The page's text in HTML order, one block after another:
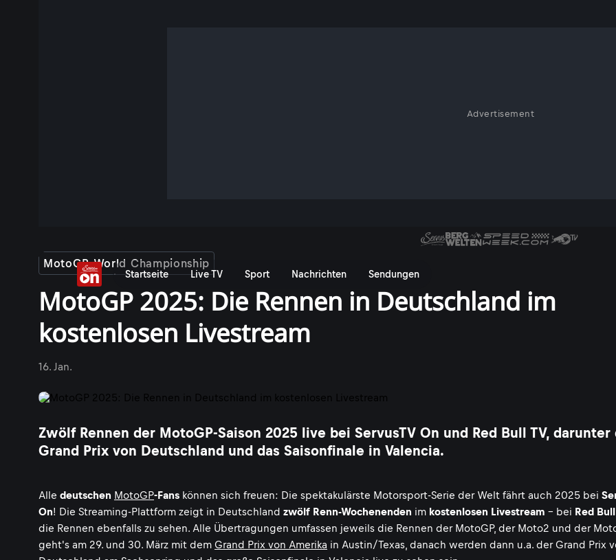
Advertisement
Startseite Live TV Sport Nachrichten Sendungen
MotoGP World Championship
MotoGP 2025: Die Rennen in Deutschland im
kostenlosen Livestream
16. Jan.
Zwölf Rennen der MotoGP-Saison 2025 live bei ServusTV On und Red Bull TV, darunter
Grand Prix von Deutschland und das Saisonfinale in Valencia.
Alle deutschen MotoGP-Fans können sich freuen: Die spektakulärste Motorsport-Serie der Welt fährt auch 2025 bei
On! Die Streaming-Plattform zeigt in Deutschland zwölf Renn-Wochenenden im kostenlosen Livestream - bei Red
die Rennen ebenfalls zu sehen. Alle Übertragungen umfassen jeweils die Rennen der MotoGP, der Moto2 und der
geht's am 29. und 30. März mit dem Grand Prix von Amerika in Austin/Texas, danach werden dann u.a. der Grand Prix